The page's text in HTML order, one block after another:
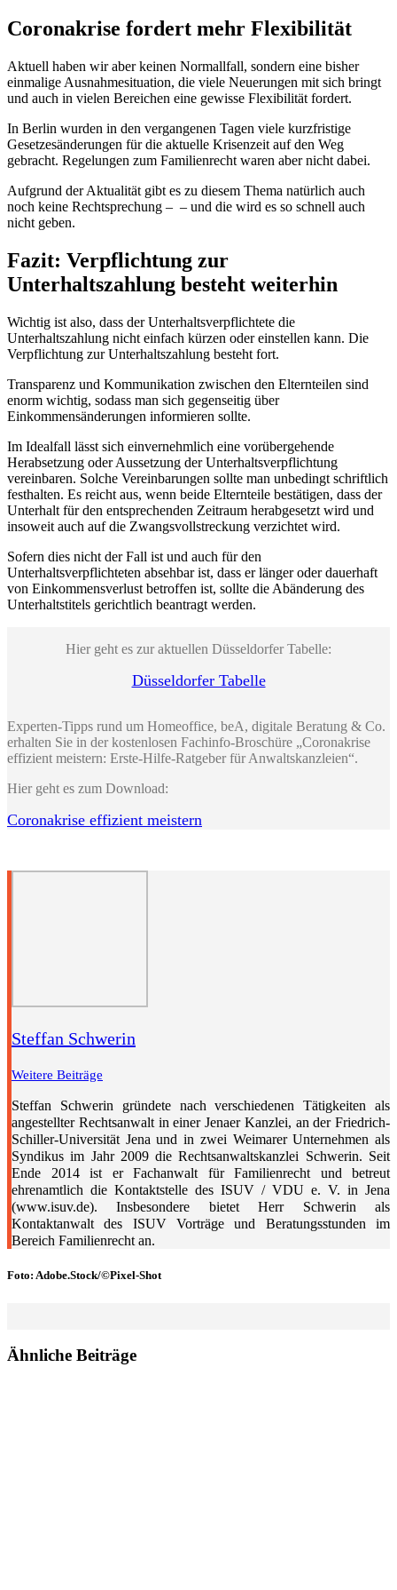
Coronakrise fordert mehr Flexibilität
Aktuell haben wir aber keinen Normallfall, sondern eine bisher
einmalige Ausnahmesituation, die viele Neuerungen mit sich bringt
und auch in vielen Bereichen eine gewisse Flexibilität fordert.
In Berlin wurden in den vergangenen Tagen viele kurzfristige
Gesetzesänderungen für die aktuelle Krisenzeit auf den Weg
gebracht. Regelungen zum Familienrecht waren aber nicht dabei.
Aufgrund der Aktualität gibt es zu diesem Thema natürlich auch
noch keine Rechtsprechung – – und die wird es so schnell auch
nicht geben.
Fazit: Verpflichtung zur
Unterhaltszahlung besteht weiterhin
Wichtig ist also, dass der Unterhaltsverpflichtete die
Unterhaltszahlung nicht einfach kürzen oder einstellen kann. Die
Verpflichtung zur Unterhaltszahlung besteht fort.
Transparenz und Kommunikation zwischen den Elternteilen sind
enorm wichtig, sodass man sich gegenseitig über
Einkommensänderungen informieren sollte.
Im Idealfall lässt sich einvernehmlich eine vorübergehende
Herabsetzung oder Aussetzung der Unterhaltsverpflichtung
vereinbaren. Solche Vereinbarungen sollte man unbedingt schriftlich
festhalten. Es reicht aus, wenn beide Elternteile bestätigen, dass der
Unterhalt für den entsprechenden Zeitraum herabgesetzt wird und
insoweit auch auf die Zwangsvollstreckung verzichtet wird.
Sofern dies nicht der Fall ist und auch für den
Unterhaltsverpflichteten absehbar ist, dass er länger oder dauerhaft
von Einkommensverlust betroffen ist, sollte die Abänderung des
Unterhaltstitels gerichtlich beantragt werden.
Hier geht es zur aktuellen Düsseldorfer Tabelle:
Düsseldorfer Tabelle
Experten-Tipps rund um Homeoffice, beA, digitale Beratung & Co.
erhalten Sie in der kostenlosen Fachinfo-Broschüre „Coronakrise
effizient meistern: Erste-Hilfe-Ratgeber für Anwaltskanzleien“.
Hier geht es zum Download:
Coronakrise effizient meistern
Steffan Schwerin
Weitere Beiträge
Steffan Schwerin gründete nach verschiedenen Tätigkeiten als
angestellter Rechtsanwalt in einer Jenaer Kanzlei, an der Friedrich-
Schiller-Universität Jena und in zwei Weimarer Unternehmen als
Syndikus im Jahr 2009 die Rechtsanwaltskanzlei Schwerin. Seit
Ende 2014 ist er Fachanwalt für Familienrecht und betreut
ehrenamtlich die Kontaktstelle des ISUV / VDU e. V. in Jena
(www.isuv.de). Insbesondere bietet Herr Schwerin als
Kontaktanwalt des ISUV Vorträge und Beratungsstunden im
Bereich Familienrecht an.
Foto: Adobe.Stock/©Pixel-Shot
Ähnliche Beiträge